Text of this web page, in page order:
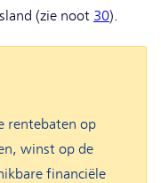
(zie noot 30).
rentebaten op
winst op de
financiële